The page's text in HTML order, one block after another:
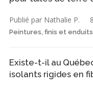
Publié par Nathalie P.
Peintures, finis et
Existe-t-il au
isolants rigides en